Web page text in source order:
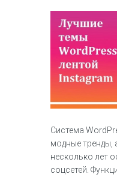
Система
модные тренды,
несколько лет
соцсетей.